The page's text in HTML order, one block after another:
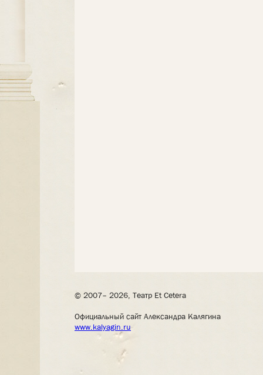
© 2007– 2026, Театр Et Cetera
Официальный сайт Александра Калягина
www.kalyagin.ru